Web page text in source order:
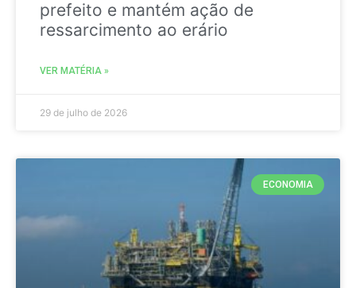
prefeito e mantém ação de
ressarcimento ao erário
VER MATÉRIA »
29 de julho de 2026
ECONOMIA